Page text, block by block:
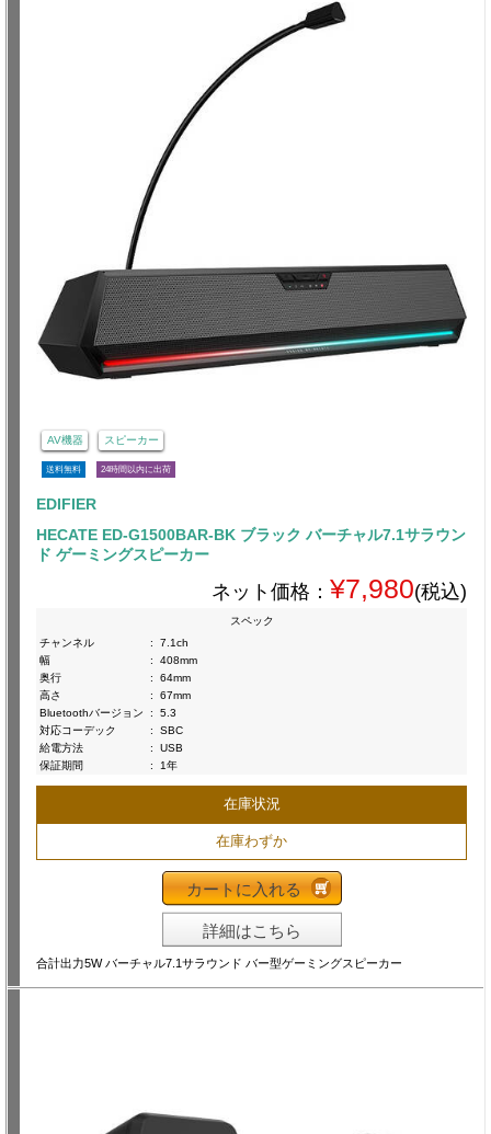
AV機器 スピーカー
送料無料 24時間以内に出荷
EDIFIER
HECATE ED-G1500BAR-BK ブラック バーチャル7.1サラウン
ド ゲーミングスピーカー
ネット価格： ¥7,980(税込)
スペック
チャンネル
:
7.1ch
幅
:
408mm
奥行
:
64mm
高さ
:
67mm
Bluetoothバージョン
:
5.3
対応コーデック
:
SBC
給電方法
:
USB
保証期間
: 1年
在庫状況
在庫わずか
カートに入れる
詳細はこちら
合計出力5W バーチャル7.1サラウンド バー型ゲーミングスピーカー